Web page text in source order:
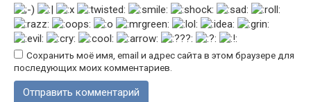
Сохранить моё имя, email и адрес сайта в этом браузере для
последующих моих комментариев.